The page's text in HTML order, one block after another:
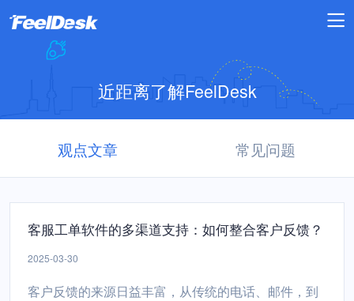
近距离了解FeelDesk
观点文章 常见问题
客服工单软件的多渠道支持：如何整合客户反馈？
2025-03-30
客户反馈的来源日益丰富，从传统的电话、邮件，到